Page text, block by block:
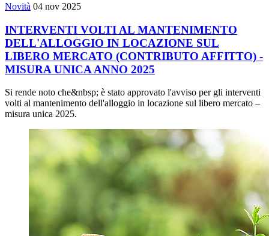
Novità 04 nov 2025
INTERVENTI VOLTI AL MANTENIMENTO
DELL'ALLOGGIO IN LOCAZIONE SUL
LIBERO MERCATO (CONTRIBUTO AFFITTO) -
MISURA UNICA ANNO 2025
Si rende noto che&nbsp; è stato approvato l'avviso per gli interventi
volti al mantenimento dell'alloggio in locazione sul libero mercato –
misura unica 2025.